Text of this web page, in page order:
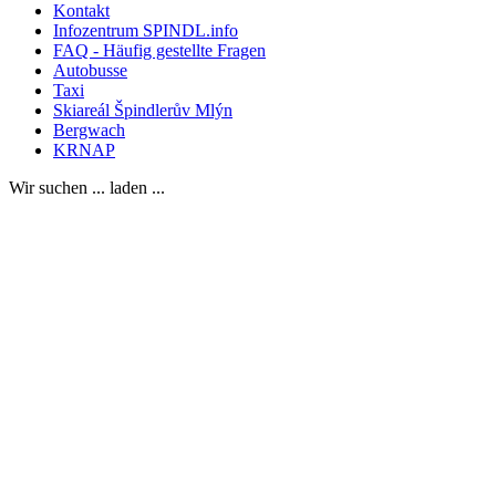
Kontakt
Infozentrum SPINDL.info
FAQ - Häufig gestellte Fragen
Autobusse
Taxi
Skiareál Špindlerův Mlýn
Bergwach
KRNAP
Wir suchen ... laden ...